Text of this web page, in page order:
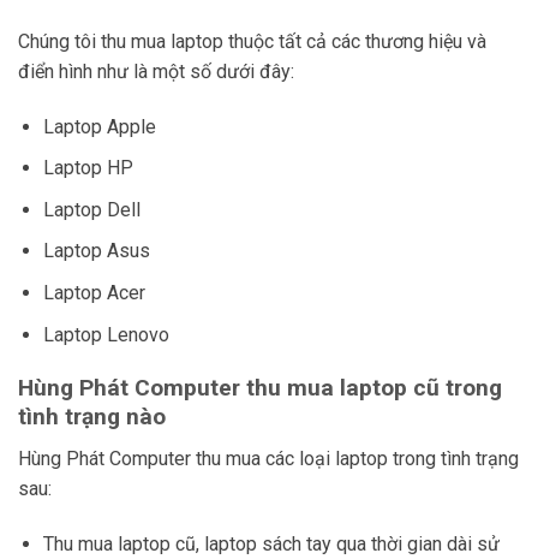
Chúng tôi thu mua laptop thuộc tất cả các thương hiệu và
điển hình như là một số dưới đây:
Laptop Apple
Laptop HP
Laptop Dell
Laptop Asus
Laptop Acer
Laptop Lenovo
Hùng Phát Computer thu mua laptop cũ trong
tình trạng nào
Hùng Phát Computer thu mua các loại laptop trong tình trạng
sau:
Thu mua laptop cũ, laptop sách tay qua thời gian dài sử